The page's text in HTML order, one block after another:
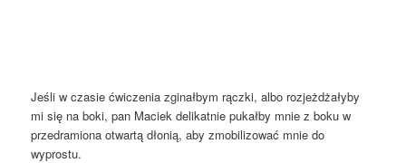
Jeśli w czasie ćwiczenia zginałbym rączki, albo rozjeżdżałyby
mi się na boki, pan Maciek delikatnie pukałby mnie z boku w
przedramiona otwartą dłonią, aby zmobilizować mnie do
wyprostu.